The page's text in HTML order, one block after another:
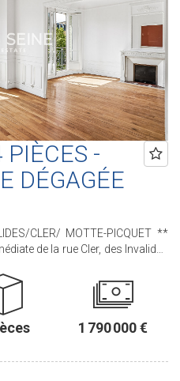
- GESTION - SUCCESSION -
PIÈCES -
DÉGAGÉE
CLER/ MOTTE-PICQUET **
de la rue Cler, des Invalides
de standing des années
ses cheminées d'époque et ses
pièces : une entrée, un salon et
1 790 000 €